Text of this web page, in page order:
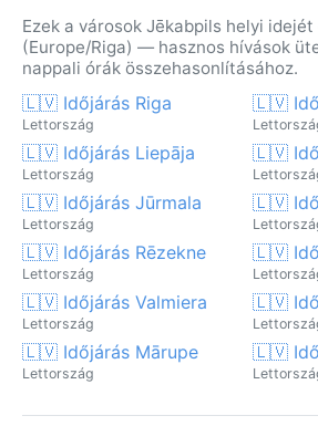
Ezek a városok Jēkabpils helyi
(Europe/Riga) — hasznos hívások
nappali órák összehasonlításához.
🇱🇻 Időjárás Riga
Lettország
🇱🇻
🇱🇻 Időjárás Liepāja
Lettország
🇱🇻
🇱🇻 Időjárás Jūrmala
Lettország
🇱🇻
🇱🇻 Időjárás Rēzekne
Lettország
🇱🇻
🇱🇻 Időjárás Valmiera
Lettország
🇱🇻
🇱🇻 Időjárás Mārupe
Lettország
🇱🇻